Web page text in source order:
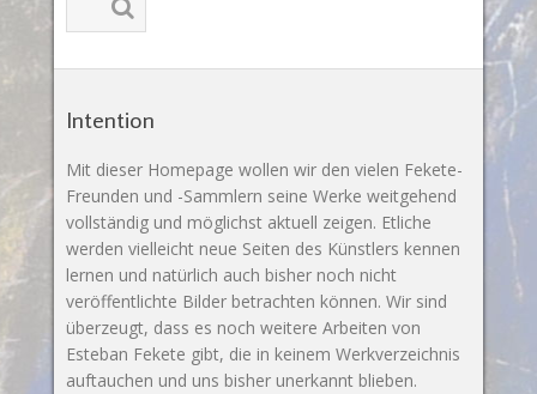
Intention
Mit dieser Homepage wollen wir den vielen Fekete-
Freunden und -Sammlern seine Werke weitgehend
vollständig und möglichst aktuell zeigen. Etliche
werden vielleicht neue Seiten des Künstlers kennen
lernen und natürlich auch bisher noch nicht
veröffentlichte Bilder betrachten können. Wir sind
überzeugt, dass es noch weitere Arbeiten von
Esteban Fekete gibt, die in keinem Werkverzeichnis
auftauchen und uns bisher unerkannt blieben.